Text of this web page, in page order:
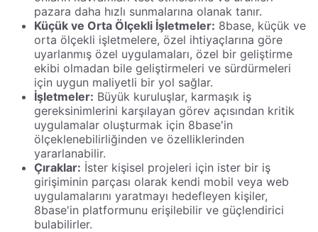
pazara daha hızlı sunmalarına olanak tanır.
Küçük ve Orta Ölçekli İşletmeler: 8base, küçük ve
orta ölçekli işletmelere, özel ihtiyaçlarına göre
uyarlanmış özel uygulamaları, özel bir geliştirme
ekibi olmadan bile geliştirmeleri ve sürdürmeleri
için uygun maliyetli bir yol sağlar.
İşletmeler: Büyük kuruluşlar, karmaşık iş
gereksinimlerini karşılayan görev açısından kritik
uygulamalar oluşturmak için 8base'in
ölçeklenebilirliğinden ve özelliklerinden
yararlanabilir.
Çıraklar: İster kişisel projeleri için ister bir iş
girişiminin parçası olarak kendi mobil veya web
uygulamalarını yaratmayı hedefleyen kişiler,
8base'in platformunu erişilebilir ve güçlendirici
bulabilirler.